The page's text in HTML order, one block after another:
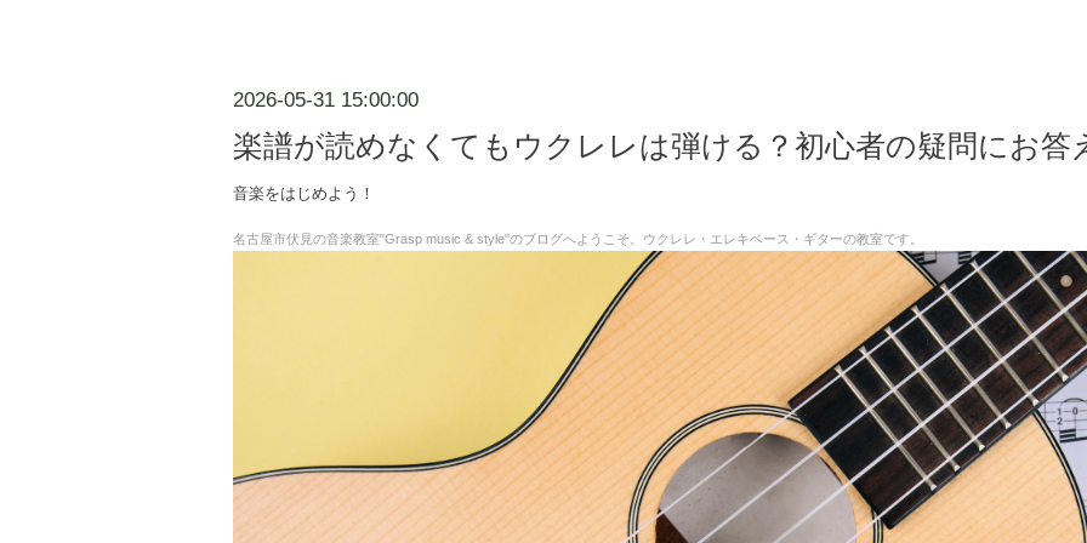
2026-05-31 15:00:00
楽譜が読めなくてもウクレレは弾ける？初心者の疑問にお答
音楽をはじめよう！
名古屋市伏見の音楽教室"Grasp music & style"のブログへようこそ。ウクレレ・エレキベース・ギターの教室です。